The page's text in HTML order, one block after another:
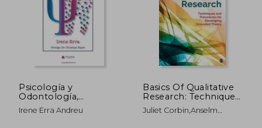
dcto.
45%
dcto.
Psicología y
Odontología,
Creando Puentes
Irene Erra Andreu
Basics Of Qualitative
Research: Techniques
And Procedures For
Developing
Juliet Corbin,anselm